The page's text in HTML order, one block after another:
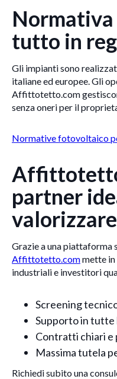
tutto in
Gli impianti sono
italiane ed europee. Gli
Affittotetto.com
senza oneri per il
Normative fotovoltaico
partner
Grazie a una piattaforma
Affittotetto.commette
industriali e investitori
Screening
Supporto in
Contratti chiari e
Massima tutela
Richiedi subito una